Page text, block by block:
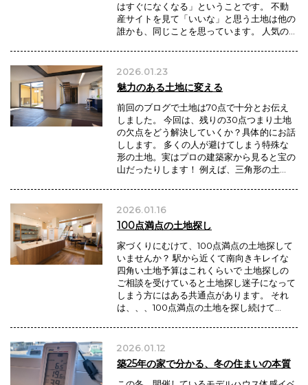
はすぐになくなる」ということです。 不動
産サイトを見て「いいな」と思う土地は他の
誰かも、同じことを思っています。 人気の…
2026.01.23
魅力のある土地に変える
前回のブログで土地は70点で十分とお伝え
しました。 今回は、残りの30点つまり土地
の欠点をどう解決していくか？具体的にお話
しします。 多くの人が避けてしまう特殊な
形の土地。実はプロの建築家から見ると宝の
山だったりします！ 例えば、三角形の土…
2026.01.16
100点満点の土地探し
家づくりにむけて、100点満点の土地探して
いませんか？ 駅から近くて南向きキレイな
四角い土地予算はこれくらいで 土地探しの
ご相談を受けていると土地探し迷子になって
しまう方にはある共通点があります。 それ
は、、、100点満点の土地を探し続けて…
2026.01.12
築25年の家で分かる、冬の住まいの本質